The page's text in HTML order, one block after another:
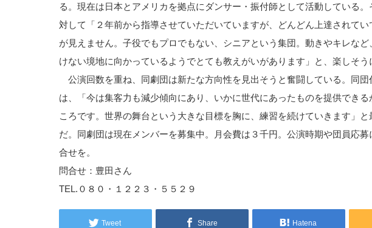
る。現在は日本とアメリカを拠点にダンサー・振付師として活動している。
対して「２年前から指導させていただいていますが、どんどん上達されてい
が見えません。子役でもプロでもない、シニアという集団。動きやキレなど
けない境地に向かっているようでとても教えがいがあります」と、楽しそう
公演回数を重ね、同劇団は新たな方向性を見出そうと奮闘している。同団
は、「今は集客力も減少傾向にあり、いかに世代にあったものを提供できる
ころです。世界の舞台という大きな目標を胸に、練習を続けていきます」と
だ。同劇団は現在メンバーを募集中。月会費は３千円。公演時期や団員応募
合せを。
問合せ：豊田さん
TEL.０８０・１２２３・５５２９
Tweet Share Hatena